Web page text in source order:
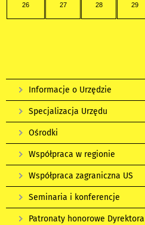
26 27 28 29
Informacje o Urzędzie
Specjalizacja Urzędu
Ośrodki
Współpraca w regionie
Współpraca zagraniczna US
Seminaria i konferencje
Patronaty honorowe Dyrektora